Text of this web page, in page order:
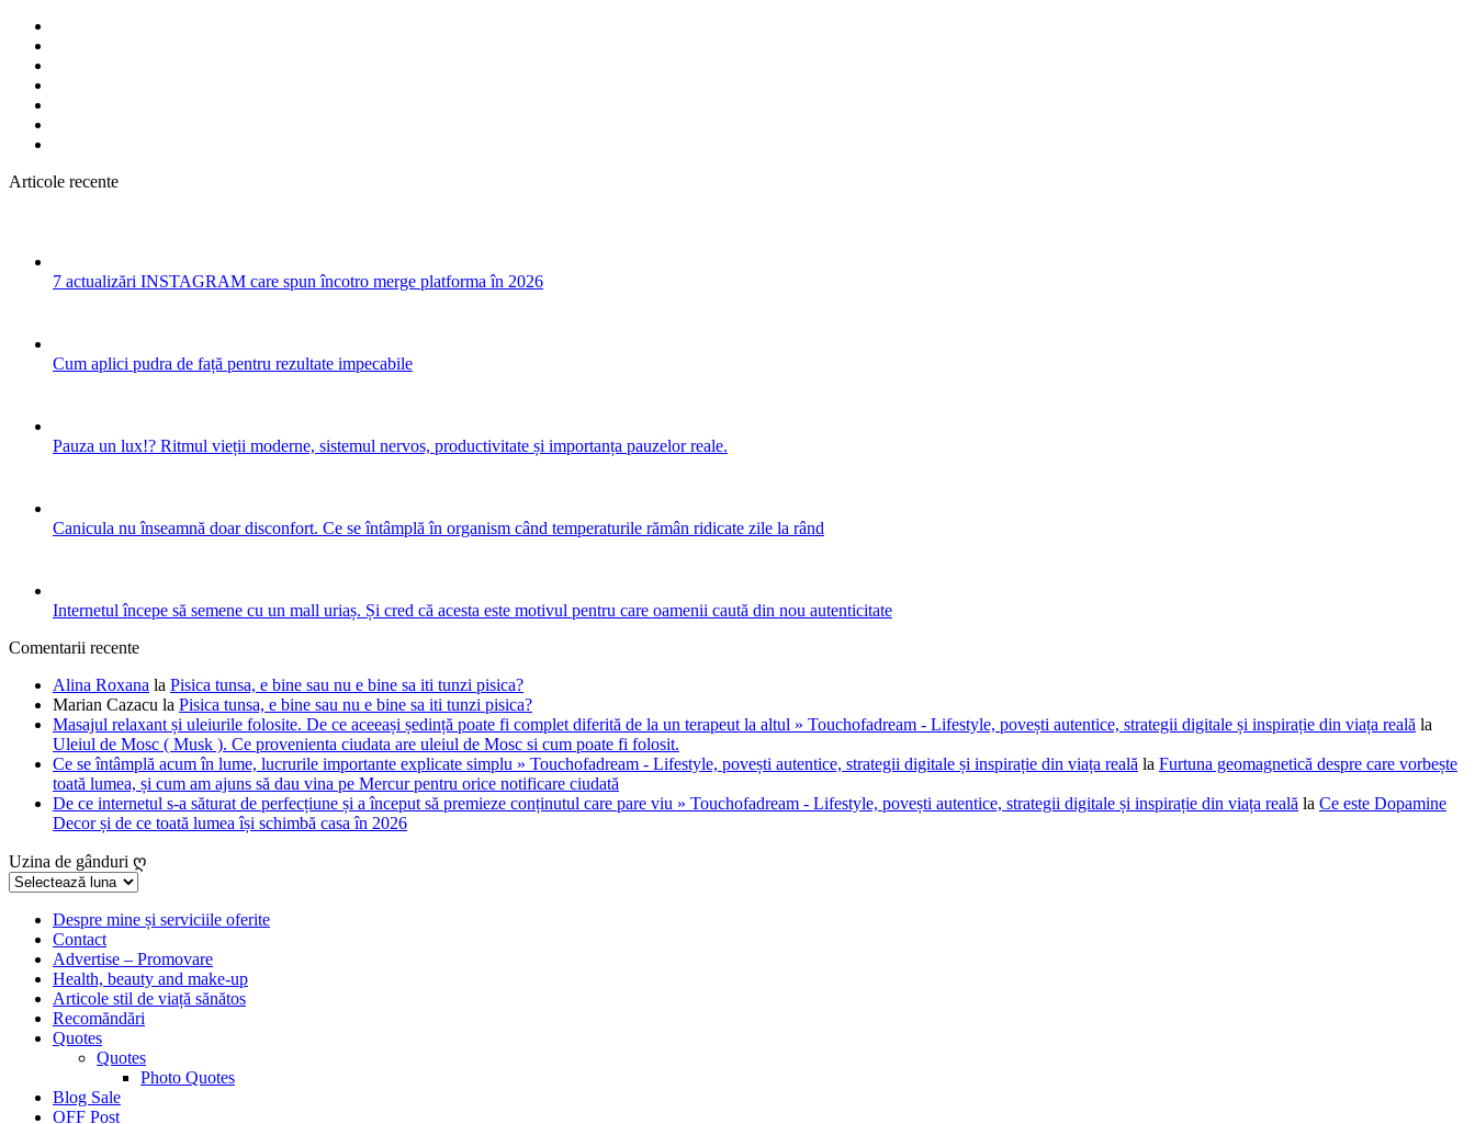
Articole recente
7 actualizări INSTAGRAM care spun încotro merge platforma în 2026
Cum aplici pudra de față pentru rezultate impecabile
Pauza un lux!? Ritmul vieții moderne, sistemul nervos, productivitate și importanța pauzelor reale.
Canicula nu înseamnă doar disconfort. Ce se întâmplă în organism când temperaturile rămân ridicate zile la rând
Internetul începe să semene cu un mall uriaș. Și cred că acesta este motivul pentru care oamenii caută din nou autenticitate
Comentarii recente
Alina Roxana la Pisica tunsa, e bine sau nu e bine sa iti tunzi pisica?
Marian Cazacu la Pisica tunsa, e bine sau nu e bine sa iti tunzi pisica?
Masajul relaxant și uleiurile folosite. De ce aceeași ședință poate fi complet diferită de la un terapeut la altul » Touchofadream - Lifestyle, povești autentice, strategii digitale și inspirație din viața reală la
Uleiul de Mosc ( Musk ). Ce provenienta ciudata are uleiul de Mosc si cum poate fi folosit.
Ce se întâmplă acum în lume, lucrurile importante explicate simplu » Touchofadream - Lifestyle, povești autentice, strategii digitale și inspirație din viața reală la Furtuna geomagnetică despre care vorbește
toată lumea, și cum am ajuns să dau vina pe Mercur pentru orice notificare ciudată
De ce internetul s-a săturat de perfecțiune și a început să premieze conținutul care pare viu » Touchofadream - Lifestyle, povești autentice, strategii digitale și inspirație din viața reală la Ce este Dopamine
Decor și de ce toată lumea își schimbă casa în 2026
Uzina de gânduri ღ
Uzina
gânduriDespre mine și serviciile oferite
Contact
Advertise – Promovare
Health, beauty and make-up
Articole stil de viață sănătos
Recomăndări
Quotes
Quotes
Photo Quotes
Blog Sale
OFF Post